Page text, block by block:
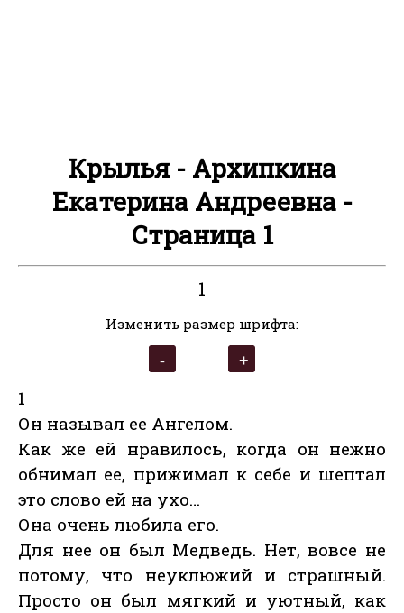
Крылья - Архипкина
Екатерина Андреевна -
Страница 1
1
Изменить размер шрифта:
1
Он называл ее Ангелом.
Как же ей нравилось, когда он нежно
обнимал ее, прижимал к себе и шептал
это слово ей на ухо…
Она очень любила его.
Для нее он был Медведь. Нет, вовсе не
потому, что неуклюжий и страшный.
Просто он был мягкий и уютный, как